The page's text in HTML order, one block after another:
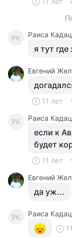
РК Раиса
я тут
Евгений
11 лет
РК Раиса
если к
будет
11 лет
Евгений
да уж...
РК
Раиса